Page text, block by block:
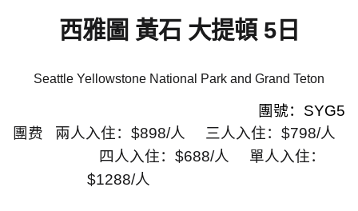
西雅圖 黃石 大提頓 5日
Seattle Yellowstone National Park and Grand Teton
團號： SYG5
團费
兩人入住： $898/人 三人入住： $798/人
四人入住：$688/人
單人入住：
$1288/人